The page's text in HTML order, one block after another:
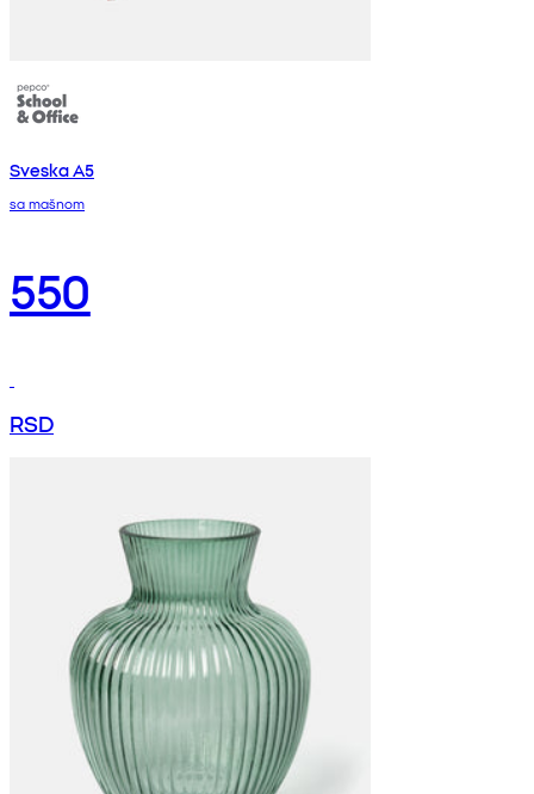
Sveska A5
sa mašnom
550
RSD